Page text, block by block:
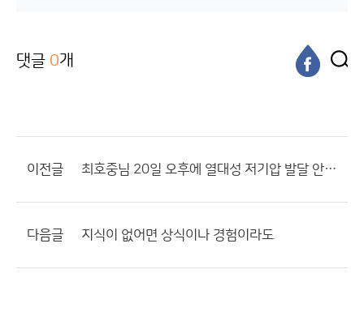
댓글 0개
이전글 최호중님 20일 오후에 열대성 저기압 발달 안하면 사과 탈퇴 하세요
다음글 지식이 없어면 상식이나 경험이라도